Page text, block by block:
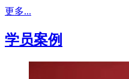
更多...
学员案例